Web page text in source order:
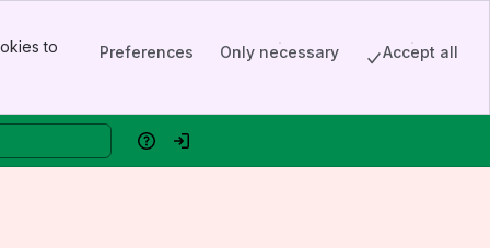
to
Preferences Only necessary Accept all
HelpLog in